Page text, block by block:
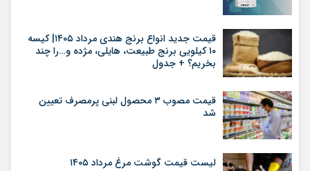
قیمت جدید انواع برنج هندی مرداد ۱۴۰۵| کیسه
۱۰ کیلویی برنج طبیعت، هایلی، مژده و…را چند
بخریم؟ + جدول
قیمت مصوب ۳ محصول لبنی پرمصرف تعیین
شد
لیست قیمت گوشت مرغ مرداد ۱۴۰۵